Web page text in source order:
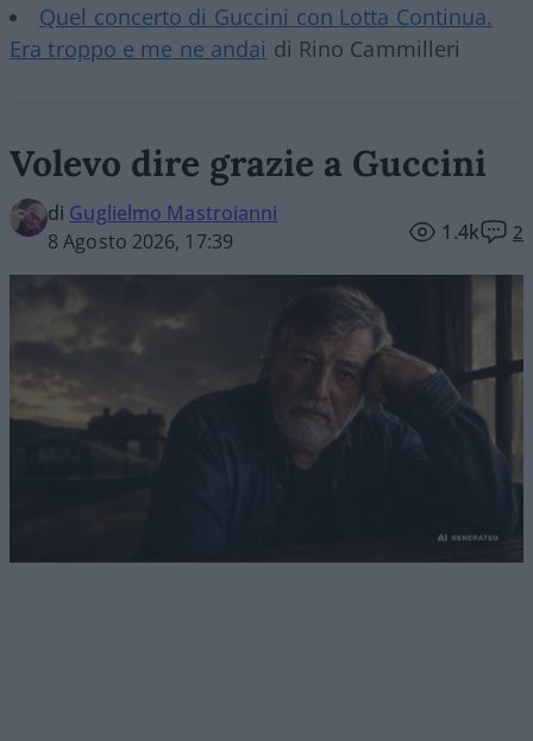
Quel concerto di Guccini con Lotta Continua.
Era troppo e me ne andai di Rino Cammilleri
Volevo dire grazie a Guccini
di Guglielmo Mastroianni
8 Agosto 2026, 17:39
1.4k 2